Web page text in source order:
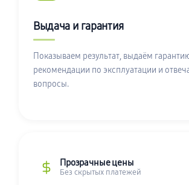
Выдача и гарантия
Показываем результат, выдаём
рекомендации по эксплуатации и
вопросы.
Прозрачные цены
Без скрытых платежей